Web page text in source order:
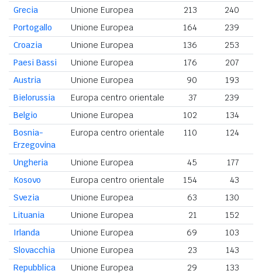
Grecia Unione Europea 213 240
Portogallo
Unione Europea 164 239
Croazia
Unione Europea 136 253
Paesi Bassi
Unione Europea 176 207
Austria
Unione Europea 90 193
Bielorussia
Europa centro orientale 37 239
Belgio
Unione Europea 102 134
Bosnia-
Erzegovina
Europa centro orientale 110 124
Ungheria Unione Europea 45 177
Kosovo
Europa centro orientale 154 43
Svezia
Unione Europea 63 130
Lituania
Unione Europea 21 152
Irlanda
Unione Europea 69 103
Slovacchia
Unione Europea 23 143
Repubblica
Unione Europea 29 133